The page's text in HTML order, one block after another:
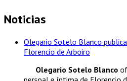
Noticias
Olegario Sotelo Blanco
Florencio de Arboiro
Olegario Sotelo Blanco